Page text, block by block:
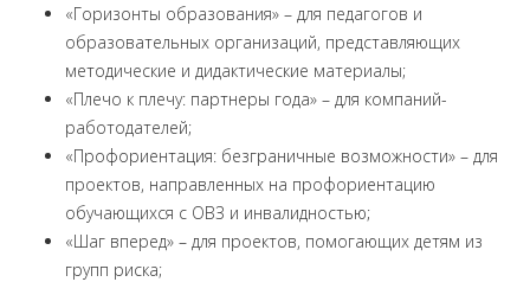
«Горизонты образования» – для педагогов и
образовательных организаций, представляющих
методические и дидактические материалы;
«Плечо к плечу: партнеры года» – для компаний-
работодателей;
«Профориентация: безграничные возможности» – для
проектов, направленных на профориентацию
обучающихся с ОВЗ и инвалидностью;
«Шаг вперед» – для проектов, помогающих детям из
групп риска;